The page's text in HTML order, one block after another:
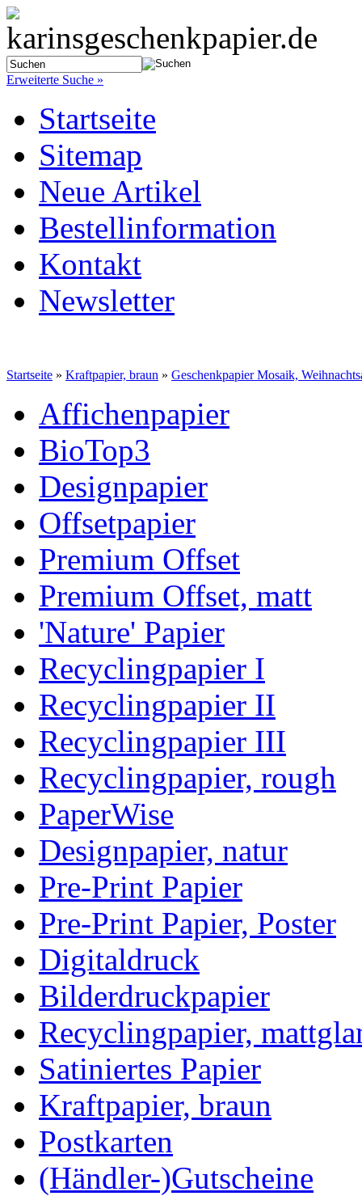
Erweiterte Suche »
Startseite
Sitemap
Neue Artikel
Bestellinformation
Kontakt
Newsletter
Startseite » Kraftpapier, braun » Geschenkpapier Mosaik,
Affichenpapier
BioTop3
Designpapier
Offsetpapier
Premium Offset
Premium Offset, matt
'Nature' Papier
Recyclingpapier I
Recyclingpapier II
Recyclingpapier III
Recyclingpapier, rough
PaperWise
Designpapier, natur
Pre-Print Papier
Pre-Print Papier, Poster
Digitaldruck
Bilderdruckpapier
Recyclingpapier,
Satiniertes Papier
Kraftpapier, braun
Postkarten
(Händler-)Gutscheine